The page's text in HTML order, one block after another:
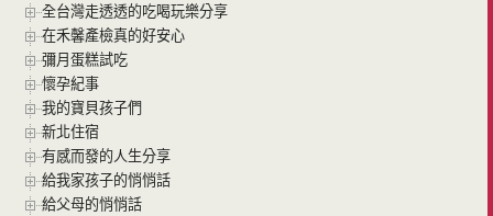
全台灣走透透的吃喝玩樂分享
在禾馨產檢真的好安心
彌月蛋糕試吃
懷孕紀事
我的寶貝孩子們
新北住宿
有感而發的人生分享
給我家孩子的悄悄話
給父母的悄悄話